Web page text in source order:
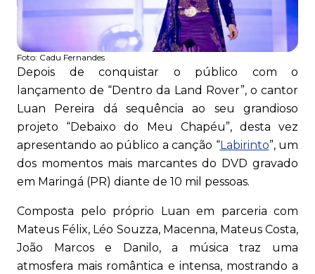
Foto: Cadu Fernandes
Depois de conquistar o público com o
lançamento de “Dentro da Land Rover”, o cantor
Luan Pereira dá sequência ao seu grandioso
projeto “Debaixo do Meu Chapéu”, desta vez
apresentando ao público a canção “Labirinto”, um
dos momentos mais marcantes do DVD gravado
em Maringá (PR) diante de 10 mil pessoas.
Composta pelo próprio Luan em parceria com
Mateus Félix, Léo Souzza, Macenna, Mateus Costa,
João Marcos e Danilo, a música traz uma
atmosfera mais romântica e intensa, mostrando a